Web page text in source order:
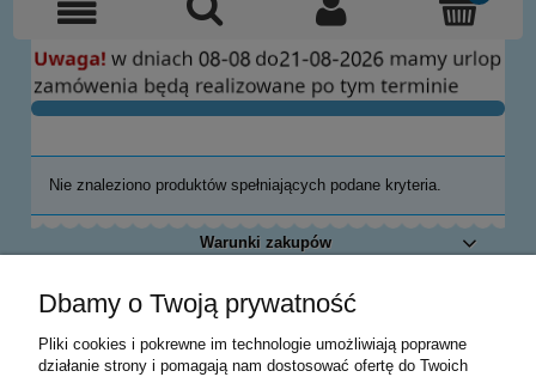
Nie znaleziono produktów spełniających podane kryteria.
Warunki zakupów
Moje konto
Informacje o sklepie
Dbamy o Twoją prywatność
Pliki cookies i pokrewne im technologie umożliwiają poprawne
działanie strony i pomagają nam dostosować ofertę do Twoich